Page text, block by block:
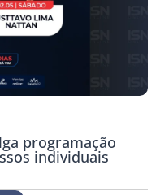
programação
individuais